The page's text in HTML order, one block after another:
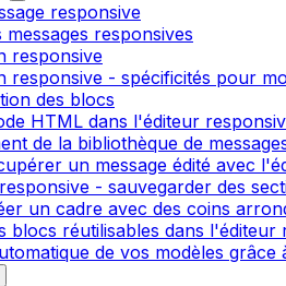
responsive
responsives
responsive
responsive - spécificités pour
des blocs
HTML dans l'éditeur
de la bibliothèque de
un message édité avec
- sauvegarder des
un cadre avec des coins
blocs réutilisables dans l'éditeur
de vos modèles grâce